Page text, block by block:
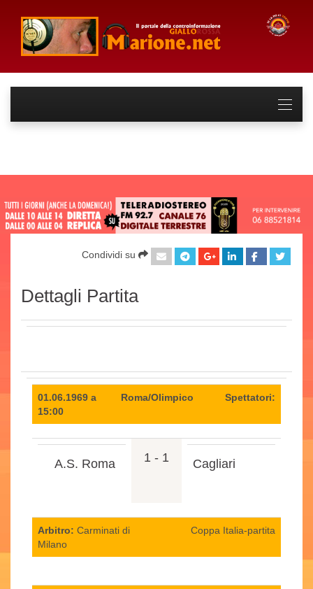
Condividi su
Dettagli Partita
01.06.1969 a
15:00
Roma/Olimpico Spettatori:
A.S. Roma 1 - 1 Cagliari
Arbitro: Carminati di
Milano
Coppa Italia-partita